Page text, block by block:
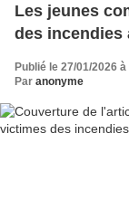
Les jeunes
des incendies
Publié le 27/01/2026
Par anonyme